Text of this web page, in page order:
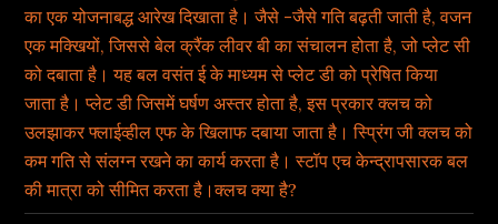
का एक योजनाबद्ध आरेख दिखाता है। जैसे -जैसे गति बढ़ती जाती है, वजन
एक मक्खियों, जिससे बेल क्रैंक लीवर बी का संचालन होता है, जो प्लेट सी
को दबाता है। यह बल वसंत ई के माध्यम से प्लेट डी को प्रेषित किया
जाता है। प्लेट डी जिसमें घर्षण अस्तर होता है, इस प्रकार क्लच को
उलझाकर फ्लाईव्हील एफ के खिलाफ दबाया जाता है। स्प्रिंग जी क्लच को
कम गति से संलग्न रखने का कार्य करता है। स्टॉप एच केन्द्रापसारक बल
की मात्रा को सीमित करता है।क्लच क्या है?